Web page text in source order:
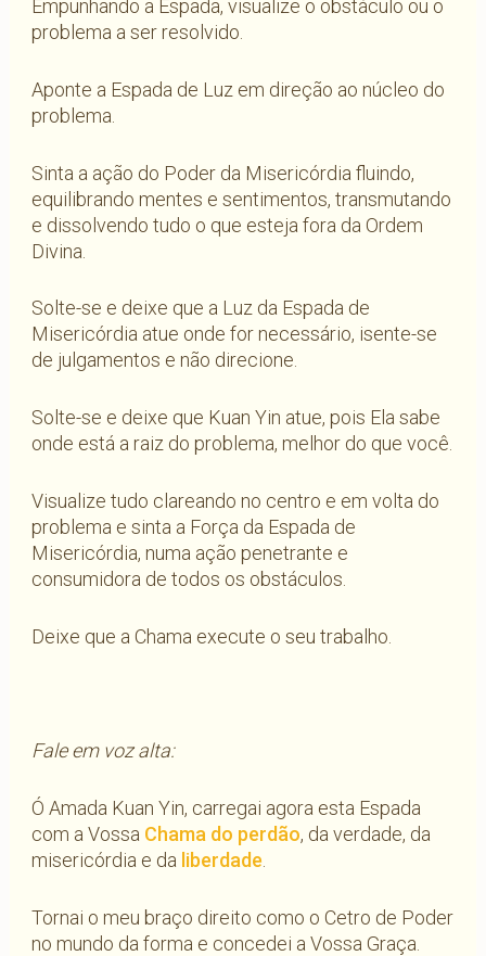
Empunhando a Espada, visualize o obstáculo ou o
problema a ser resolvido.
Aponte a Espada de Luz em direção ao núcleo do
problema.
Sinta a ação do Poder da Misericórdia fluindo,
equilibrando mentes e sentimentos, transmutando
e dissolvendo tudo o que esteja fora da Ordem
Divina.
Solte-se e deixe que a Luz da Espada de
Misericórdia atue onde for necessário, isente-se
de julgamentos e não direcione.
Solte-se e deixe que Kuan Yin atue, pois Ela sabe
onde está a raiz do problema, melhor do que você.
Visualize tudo clareando no centro e em volta do
problema e sinta a Força da Espada de
Misericórdia, numa ação penetrante e
consumidora de todos os obstáculos.
Deixe que a Chama execute o seu trabalho.
Fale em voz alta:
Ó Amada Kuan Yin, carregai agora esta Espada
com a Vossa Chama do perdão, da verdade, da
misericórdia e da liberdade
Tornai o meu braço direito como o Cetro de Poder
no mundo da forma e concedei a Vossa Graça.